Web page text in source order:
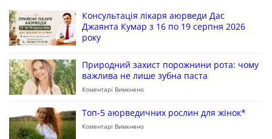
Консультація лікаря аюрведи Дас
Джаянта Кумар з 16 по 19 серпня 2026
року
Природний захист порожнини рота: чому
важлива не лише зубна паста
Коментарі Вимкнено
Топ-5 аюрведичних рослин для жінок*
Коментарі Вимкнено